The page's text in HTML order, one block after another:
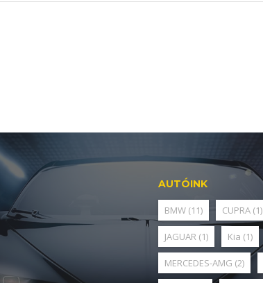
AUTÓINK
BMW (11) CUPRA (1)
JAGUAR (1) Kia (1)
MERCEDES-AMG (2)